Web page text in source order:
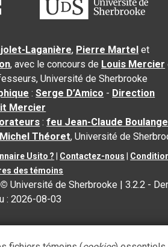
Laganière, Pierre Martel et
, avec le concours de Louis Mercier
Université de Sherbrooke
:Serge D’Amico - Direction
Mercier
:feu Jean-Claude
Théoret, Université de
Usito ? Contactez-nous
des témoins
© Université de Sherbrooke |3.2.2 -
:2026-08-03